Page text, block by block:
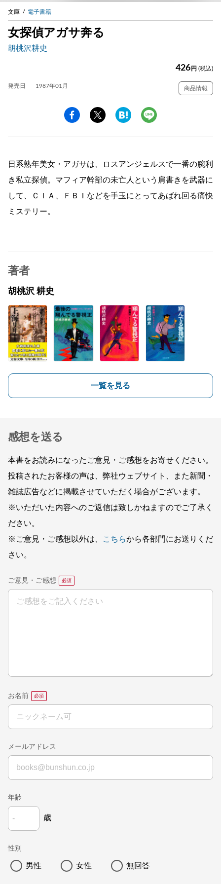
文庫 電子書籍
女探偵アガサ奔る
胡桃沢耕史
426 円 (税込)
発売日 1987年01月 商品情報
日系熟年美女・アガサは、ロスアンジェルスで一番の腕利
き私立探偵。マフィア幹部の未亡人という肩書きを武器に
して、ＣＩＡ、ＦＢＩなどを手玉にとってあばれ回る痛快
ミステリー。
著者
胡桃沢 耕史
一覧を見る
感想を送る
本書をお読みになったご意見・ご感想をお寄せください。
投稿されたお客様の声は、弊社ウェブサイト、また新聞・
雑誌広告などに掲載させていただく場合がございます。
※いただいた内容へのご返信は致しかねますのでご了承く
ださい。
※ご意見・ご感想以外は、
こちらから各部門にお送りくだ
さい。
ご意見・ご感想
お名前
メールアドレス
年齢
歳
性別
男性 女性 無回答